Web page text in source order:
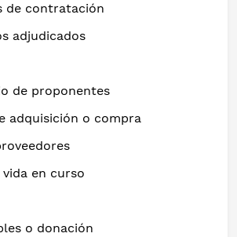
de contratación
adjudicados
de proponentes
adquisición o compra
vida en curso
o donación